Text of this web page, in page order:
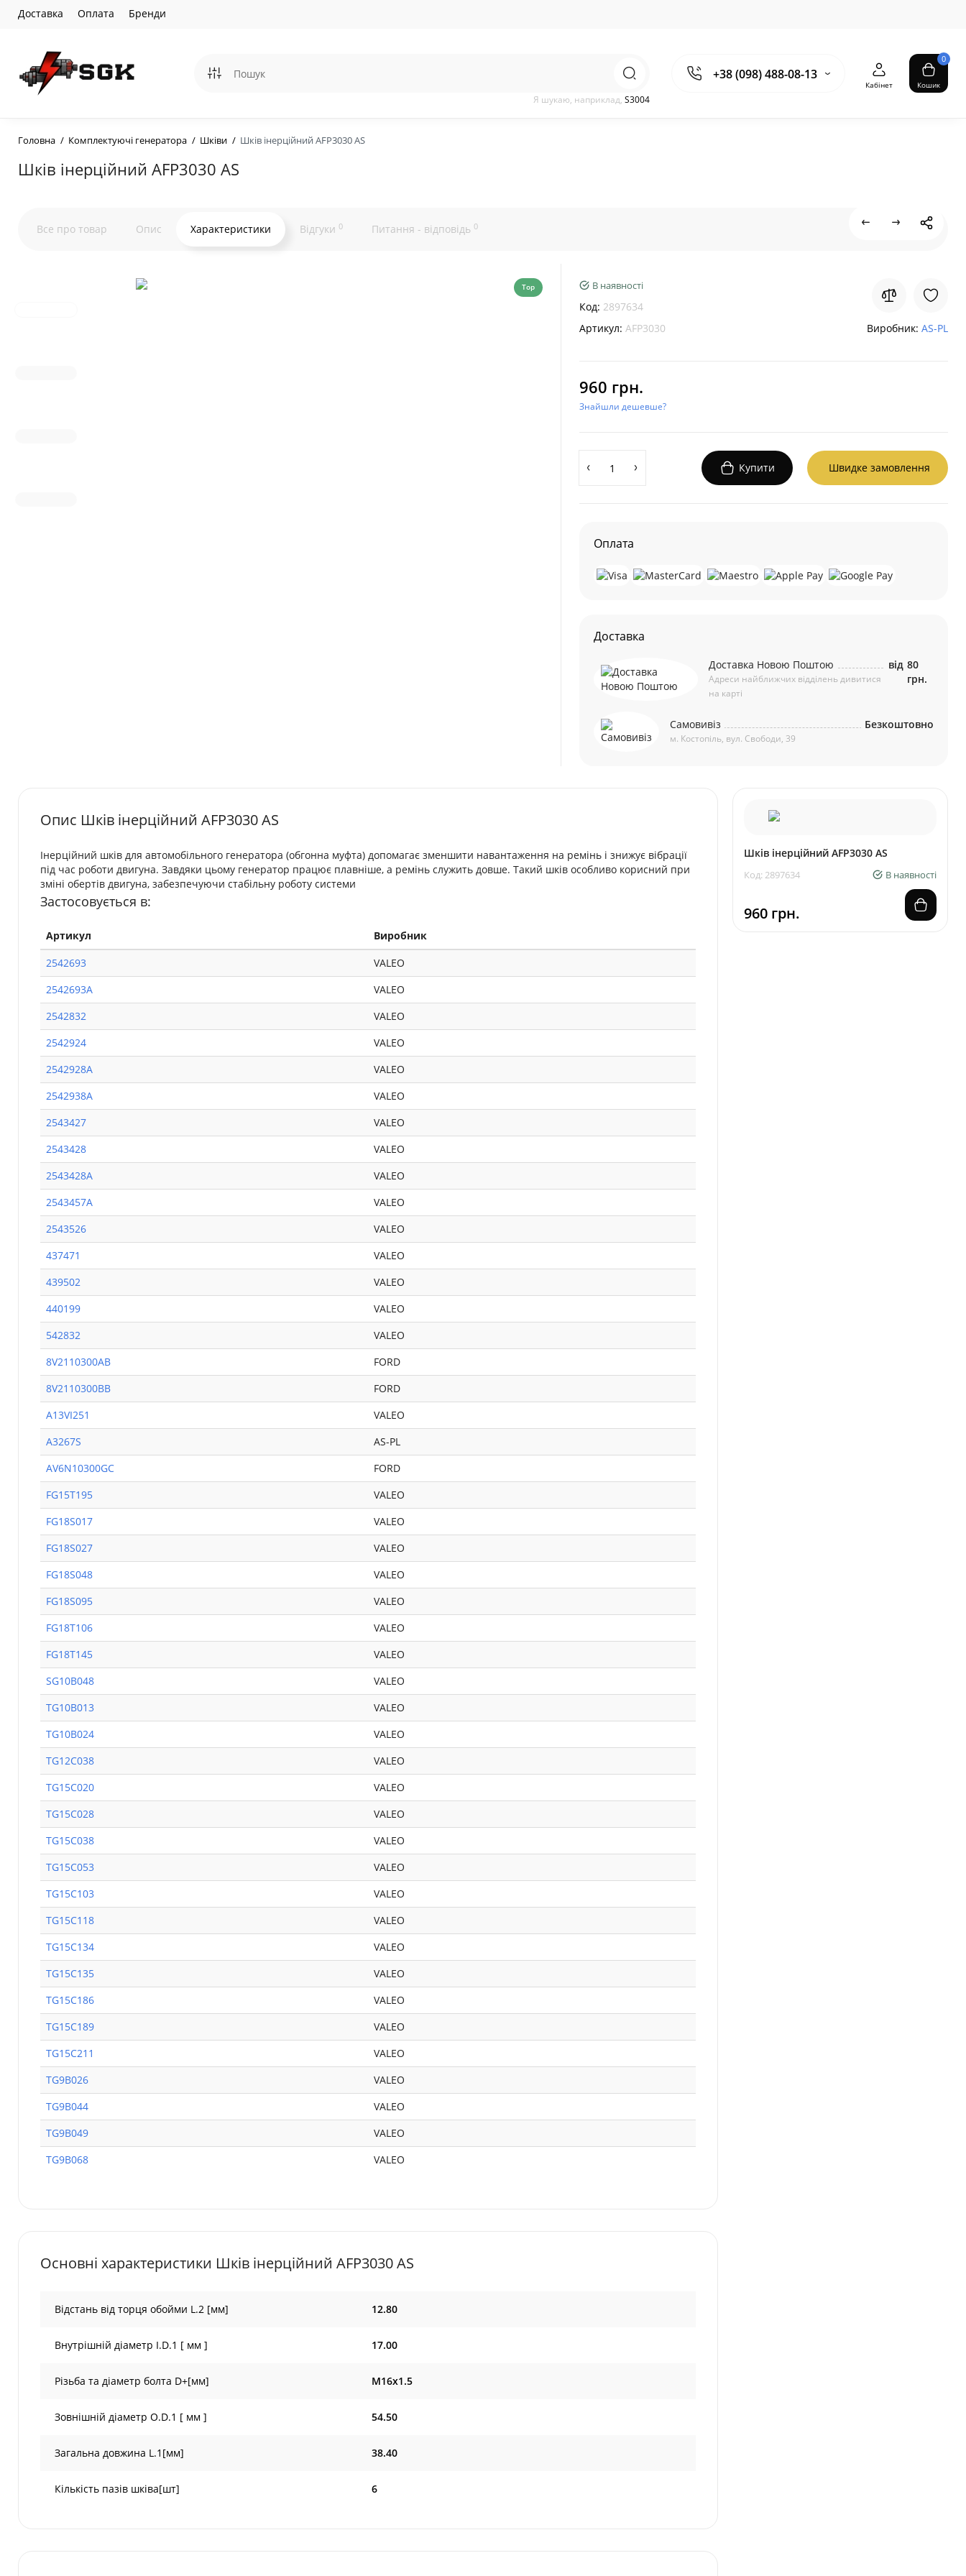
Доставка Оплата Бренди
+38 (098) 488-08-13
Я шукаю, наприклад, S3004
Кабінет
0
Кошик
Головна Комплектуючі генератора Шківи Шків інерційний AFP3030 AS
Шків інерційний AFP3030 AS
Все про товар Опис Характеристики Відгуки 0 Питання - відповідь 0
Top В наявності
Код: 2897634
Артикул: AFP3030 Виробник: AS-PL
960 грн.
Знайшли дешевше?
Купити Швидке замовлення
Оплата
Доставка
Доставка Новою Поштою
Адреси найближчих відділень дивитися
на карті
від 80
грн.
Самовивіз
м. Костопіль, вул. Свободи, 39
Безкоштовно
Опис Шків інерційний AFP3030 AS
Інерційний шків для автомобільного генератора (обгонна муфта) допомагає зменшити навантаження на ремінь і знижує вібрації
під час роботи двигуна. Завдяки цьому генератор працює плавніше, а ремінь служить довше. Такий шків особливо корисний при
зміні обертів двигуна, забезпечуючи стабільну роботу системи
Застосовується в:
Артикул
Виробник
2542693
VALEO
2542693A
VALEO
2542832
VALEO
2542924
VALEO
2542928A
VALEO
2542938A
VALEO
2543427
VALEO
2543428
VALEO
2543428A
VALEO
2543457A
VALEO
2543526
VALEO
437471
VALEO
439502
VALEO
440199
VALEO
542832
VALEO
8V2110300AB
FORD
8V2110300BB
FORD
A13VI251
VALEO
A3267S
AS-PL
AV6N10300GC
FORD
FG15T195
VALEO
FG18S017
VALEO
FG18S027
VALEO
FG18S048
VALEO
FG18S095
VALEO
FG18T106
VALEO
FG18T145
VALEO
SG10B048
VALEO
TG10B013
VALEO
TG10B024
VALEO
TG12C038
VALEO
TG15C020
VALEO
TG15C028
VALEO
TG15C038
VALEO
TG15C053
VALEO
TG15C103
VALEO
TG15C118
VALEO
TG15C134
VALEO
TG15C135
VALEO
TG15C186
VALEO
TG15C189
VALEO
TG15C211
VALEO
TG9B026
VALEO
TG9B044
VALEO
TG9B049
VALEO
TG9B068
VALEO
Основні характеристики Шків інерційний AFP3030 AS
Відстань від торця обойми L.2 [мм] 12.80
Внутрішній діаметр I.D.1 [ мм ] 17.00
Різьба та діаметр болта D+[мм] M16x1.5
Зовнішній діаметр O.D.1 [ мм ] 54.50
Загальна довжина L.1[мм] 38.40
Кількість пазів шківа[шт] 6
Шків інерційний AFP3030 AS
Код: 2897634 В наявності
960 грн.